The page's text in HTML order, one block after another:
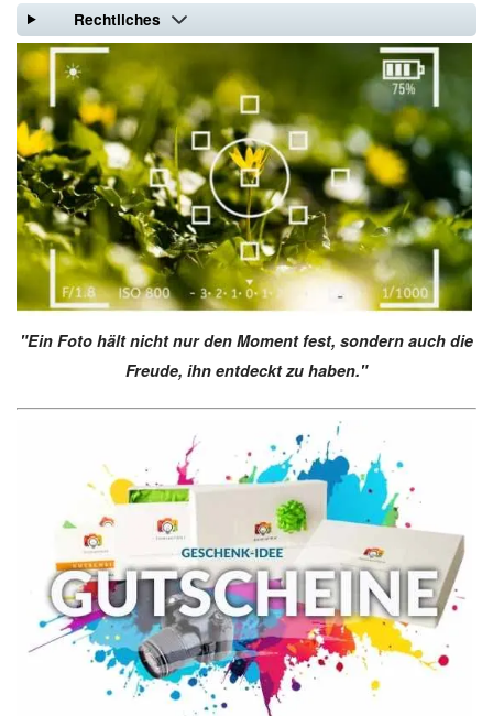
Rechtliches
"Ein Foto hält nicht nur den Moment fest, sondern auch die
Freude, ihn entdeckt zu haben."